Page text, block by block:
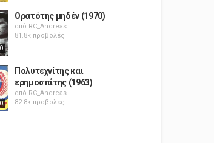
Ορατότης μηδέν (1970)
από RC_Andreas
81.8k προβολές
Πολυτεχνίτης και
ερημοσπίτης (1963)
από RC_Andreas
82.8k προβολές